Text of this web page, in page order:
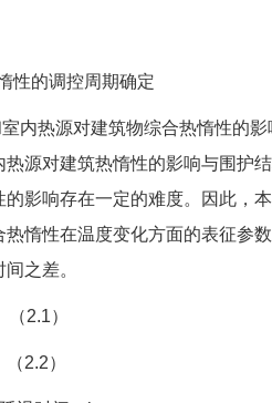
的调控周期确定
热源对建筑物综合热惰性的影
源对建筑热惰性的影响与围护
影响存在一定的难度。因此，
热惰性在温度变化方面的表征参
之差。
2.1）
2.2）